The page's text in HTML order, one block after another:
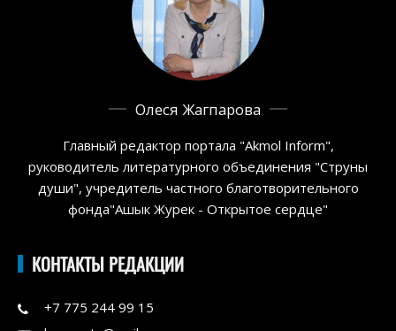
Олеся Жагпарова
Главный редактор портала "Akmol Inform",
руководитель литературного объединения "Струны
души", учредитель частного благотворительного
фонда"Ашык Журек - Открытое сердце"
КОНТАКТЫ РЕДАКЦИИ
+7 775 244 99 15